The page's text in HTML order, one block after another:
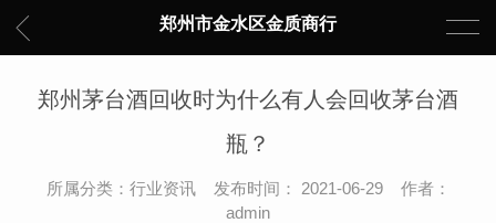
郑州市金水区金质商行
郑州茅台酒回收时为什么有人会回收茅台酒
瓶？
所属分类：行业资讯 发布时间： 2021-06-29 作者：
admin